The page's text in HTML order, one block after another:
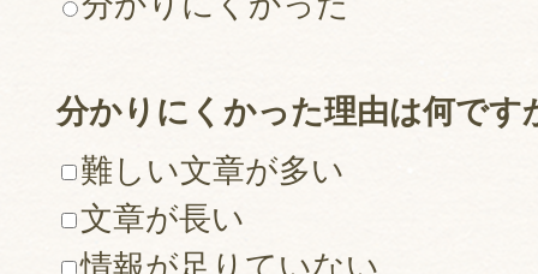
分かりにくかった理由は何です
難しい文章が多い
文章が長い
情報が足りていない